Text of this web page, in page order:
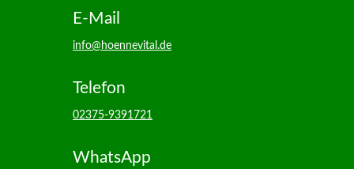
E-Mail
info@hoennevital.de
Telefon
02375-9391721
WhatsApp